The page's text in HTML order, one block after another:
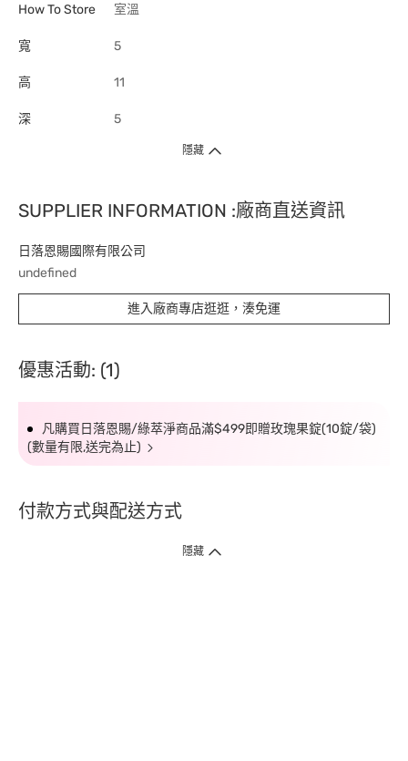
How To Store 室溫
寬 5
高 11
深 5
隱藏
SUPPLIER INFORMATION :廠商直送資訊
日落恩賜國際有限公司
undefined
進入廠商專店逛逛，湊免運
優惠活動: (1)
凡購買日落恩賜/綠萃淨商品滿$499即贈玫瑰果錠(10錠/袋)
(數量有限,送完為止)
付款方式與配送方式
隱藏